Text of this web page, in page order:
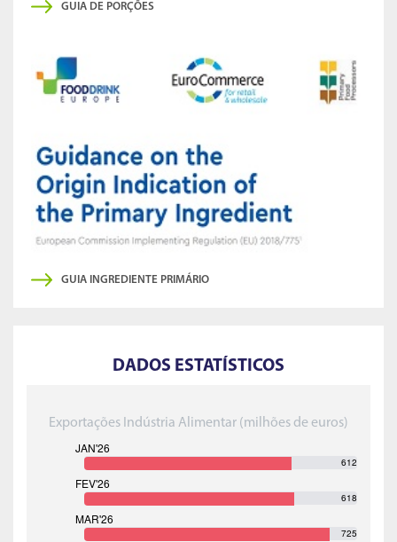
GUIA DE PORÇÕES
GUIA INGREDIENTE PRIMÁRIO
DADOS ESTATÍSTICOS
Exportações Indústria Alimentar (milhões de euros)
612
618
725